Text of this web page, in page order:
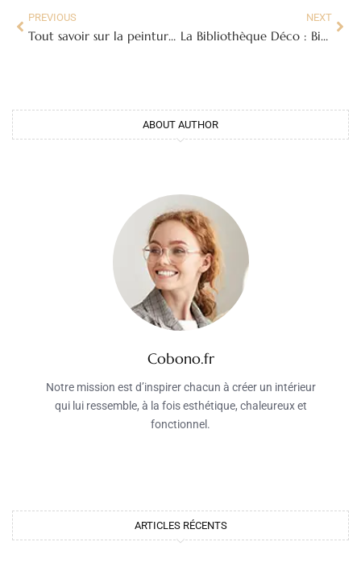
PREVIOUS
Tout savoir sur la peinture à la chaux extérieure : guide complet pour une façade durable et écologique
NEXT
La Bibliothèque Déco : Bien Plus Qu’Un Simple Meuble de Rangement
ABOUT AUTHOR
Cobono.fr
Notre mission est d’inspirer chacun à créer un intérieur
qui lui ressemble, à la fois esthétique, chaleureux et
fonctionnel.
ARTICLES RÉCENTS